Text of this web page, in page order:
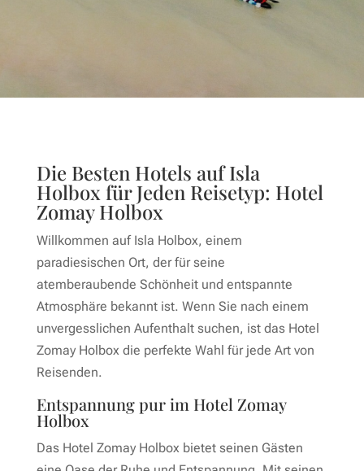
Die Besten Hotels auf Isla
Holbox für Jeden Reisetyp: Hotel
Zomay Holbox
Willkommen auf Isla Holbox, einem
paradiesischen Ort, der für seine
atemberaubende Schönheit und entspannte
Atmosphäre bekannt ist. Wenn Sie nach einem
unvergesslichen Aufenthalt suchen, ist das Hotel
Zomay Holbox die perfekte Wahl für jede Art von
Reisenden.
Entspannung pur im Hotel Zomay
Holbox
Das Hotel Zomay Holbox bietet seinen Gästen